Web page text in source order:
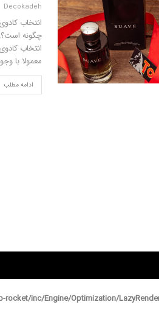
Decokadeh
انتخاب
چگونه
انتخاب
معمولا با
ادامه مطلب
inc/Engine/Optimization/